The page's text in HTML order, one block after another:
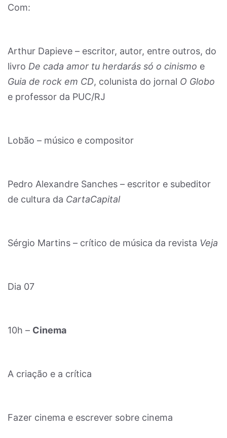
Com:
Arthur Dapieve – escritor, autor, entre outros, do
livro De cada amor tu herdarás só o cinismo e
Guia de rock em CD, colunista do jornal O Globo
e professor da PUC/RJ
Lobão – músico e compositor
Pedro Alexandre Sanches – escritor e subeditor
de cultura da CartaCapital
Sérgio Martins – crítico de música da revista Veja
Dia 07
10h – Cinema
A criação e a crítica
Fazer cinema e escrever sobre cinema